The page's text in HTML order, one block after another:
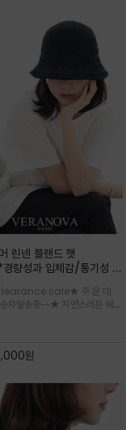
린넨 블랜드 햇
성과 입체감/통기성 좋
/ 뒷트임 있어서 헤어스타
게 쓰실수 있습니다
sale★ 주.문.대.
차발송중~~★ 자연스러운 쉐입
직한 컬러 구성으로 어떤 스타
원